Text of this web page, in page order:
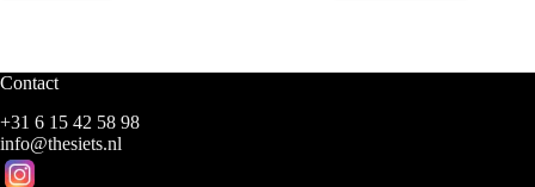
Contact
+31 6 15 42 58 98
info@thesiets.nl